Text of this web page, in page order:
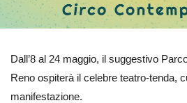
Dall’8 al 24 maggio, il suggestivo
Reno ospiterà il celebre teatro-tenda,
manifestazione.